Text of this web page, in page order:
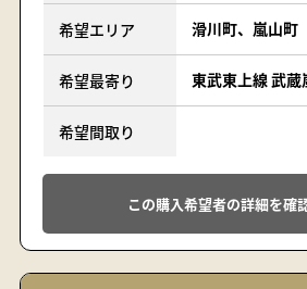
希望エリア 滑川町、嵐山町
希望最寄り 東武東上線 武
希望間取り
この購入希望者の詳細を確